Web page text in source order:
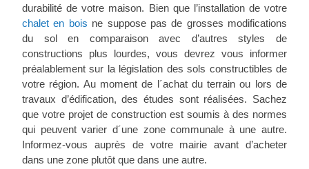
durabilité de votre maison. Bien que l’installation de votre
chalet en bois ne suppose pas de grosses modifications
du sol en comparaison avec d’autres styles de
constructions plus lourdes, vous devrez vous informer
préalablement sur la législation des sols constructibles de
votre région. Au moment de l´achat du terrain ou lors de
travaux d’édification, des études sont réalisées. Sachez
que votre projet de construction est soumis à des normes
qui peuvent varier d´une zone communale à une autre.
Informez-vous auprès de votre mairie avant d’acheter
dans une zone plutôt que dans une autre.